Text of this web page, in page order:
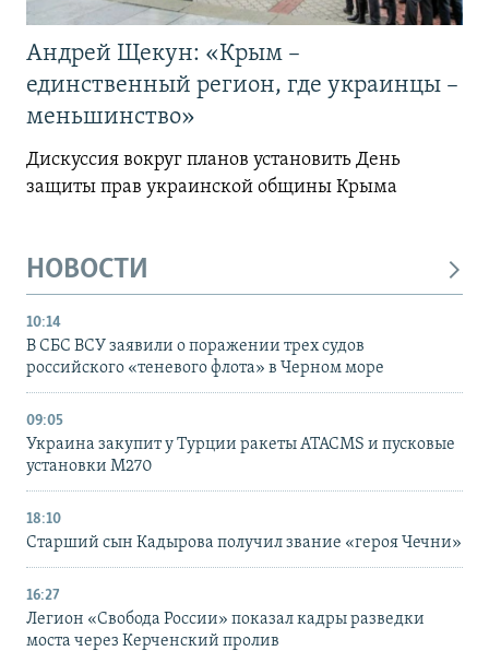
Андрей Щекун: «Крым –
единственный регион, где украинцы –
меньшинство»
Дискуссия вокруг планов установить День
защиты прав украинской общины Крыма
НОВОСТИ
10:14
В СБС ВСУ заявили о поражении трех судов
российского «теневого флота» в Черном море
09:05
Украина закупит у Турции ракеты ATACMS и пусковые
установки M270
18:10
Старший сын Кадырова получил звание «героя Чечни»
16:27
Легион «Свобода России» показал кадры разведки
моста через Керченский пролив